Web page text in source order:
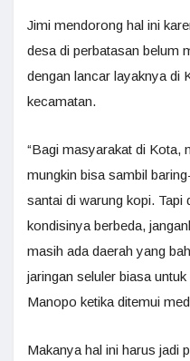
Jimi mendorong hal ini
desa di perbatasan belum
dengan lancar layaknya di
kecamatan.
“Bagi masyarakat di Kota,
mungkin bisa sambil
santai di warung kopi. Tapi
kondisinya berbeda,
masih ada daerah yang
jaringan seluler biasa
Manopo ketika ditemui
Makanya hal ini harus jadi